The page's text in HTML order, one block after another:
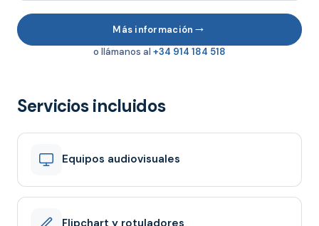
Más información →
o llámanos al +34 914 184 518
Servicios incluidos
Equipos audiovisuales